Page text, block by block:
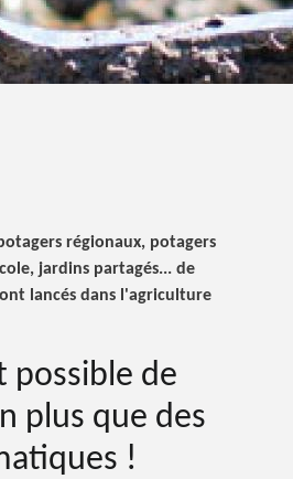
régionaux, potagers
jardins partagés... de
lancés dans l'agriculture
possible de
plus que des
!